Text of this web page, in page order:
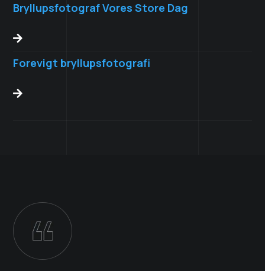
Bryllupsfotograf Vores Store Dag

Forevigt bryllupsfotografi
